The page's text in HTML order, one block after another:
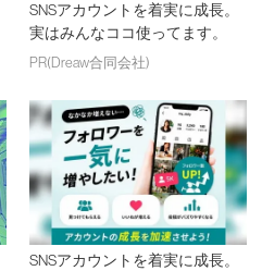
SNSアカウントを着実に成長。
実はみんなココ使ってます。
PR(Dreaw合同会社)
SNSアカウントを着実に成長。